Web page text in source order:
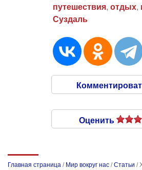
путешествия, отдых,
Суздаль
Оценить
Главная страница / Мир вокруг нас /Статьи /